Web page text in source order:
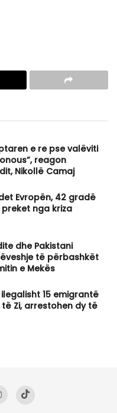
e re pse valëviti
reagon
Nikollë Camaj
Evropën, 42 gradë
preket nga kriza
dhe Pakistani
të përbashkët
e Mekës
15 emigrantë
Zi, arrestohen dy të